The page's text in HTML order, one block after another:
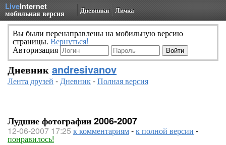
LiveInternet
мобильная версия Дневники Личка
Вы были перенаправлены на мобильную версию
страницы. Вернуться!
Авторизация
Дневник andresivanov
Лента друзей -Дневник-Полная версия
Лудшие фотографии 2006-2007
12-06-2007 17:25 к комментариям-к полной версии -
понравилось!